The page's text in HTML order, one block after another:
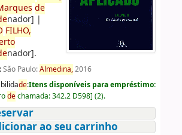
de
nador] |
FILHO,
nador].
São Paulo:Almedina,2016
de:Itens disponíveis para empréstimo:
dechamada:342.2 D598] (2).
ao seu carrinho